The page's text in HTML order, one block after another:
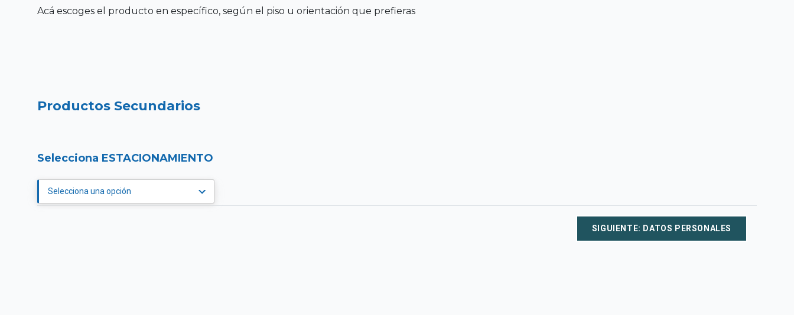
Acá escoges el producto en específico, según el piso u orientación que prefieras
Productos Secundarios
Selecciona ESTACIONAMIENTO
Selecciona una opción
SIGUIENTE: DATOS PERSONALES